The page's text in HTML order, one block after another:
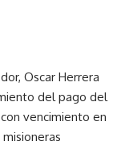
Oscar Herrera
del pago del
vencimiento en